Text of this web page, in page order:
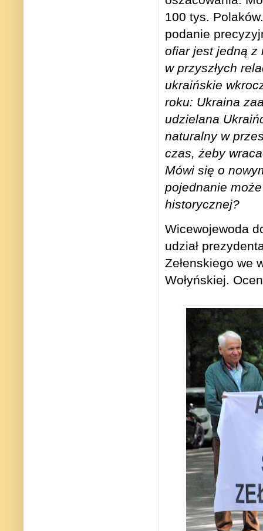
100 tys.
podanie
ofiar jest jedną z
w przyszłych
ukraińskie
roku: Ukraina
udzielana
naturalny w
czas, żeby
Mówi się o
pojednanie
historycznej?
Wicewojewoda
udział
Zełenskiego we
Wołyńskiej.